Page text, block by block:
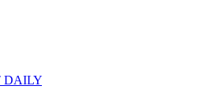
DAILY